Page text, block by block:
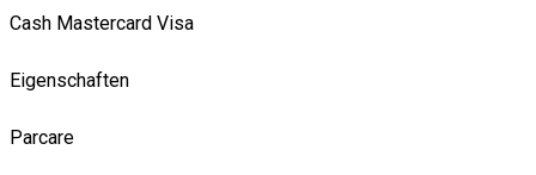
Cash Mastercard Visa
Eigenschaften
Parcare